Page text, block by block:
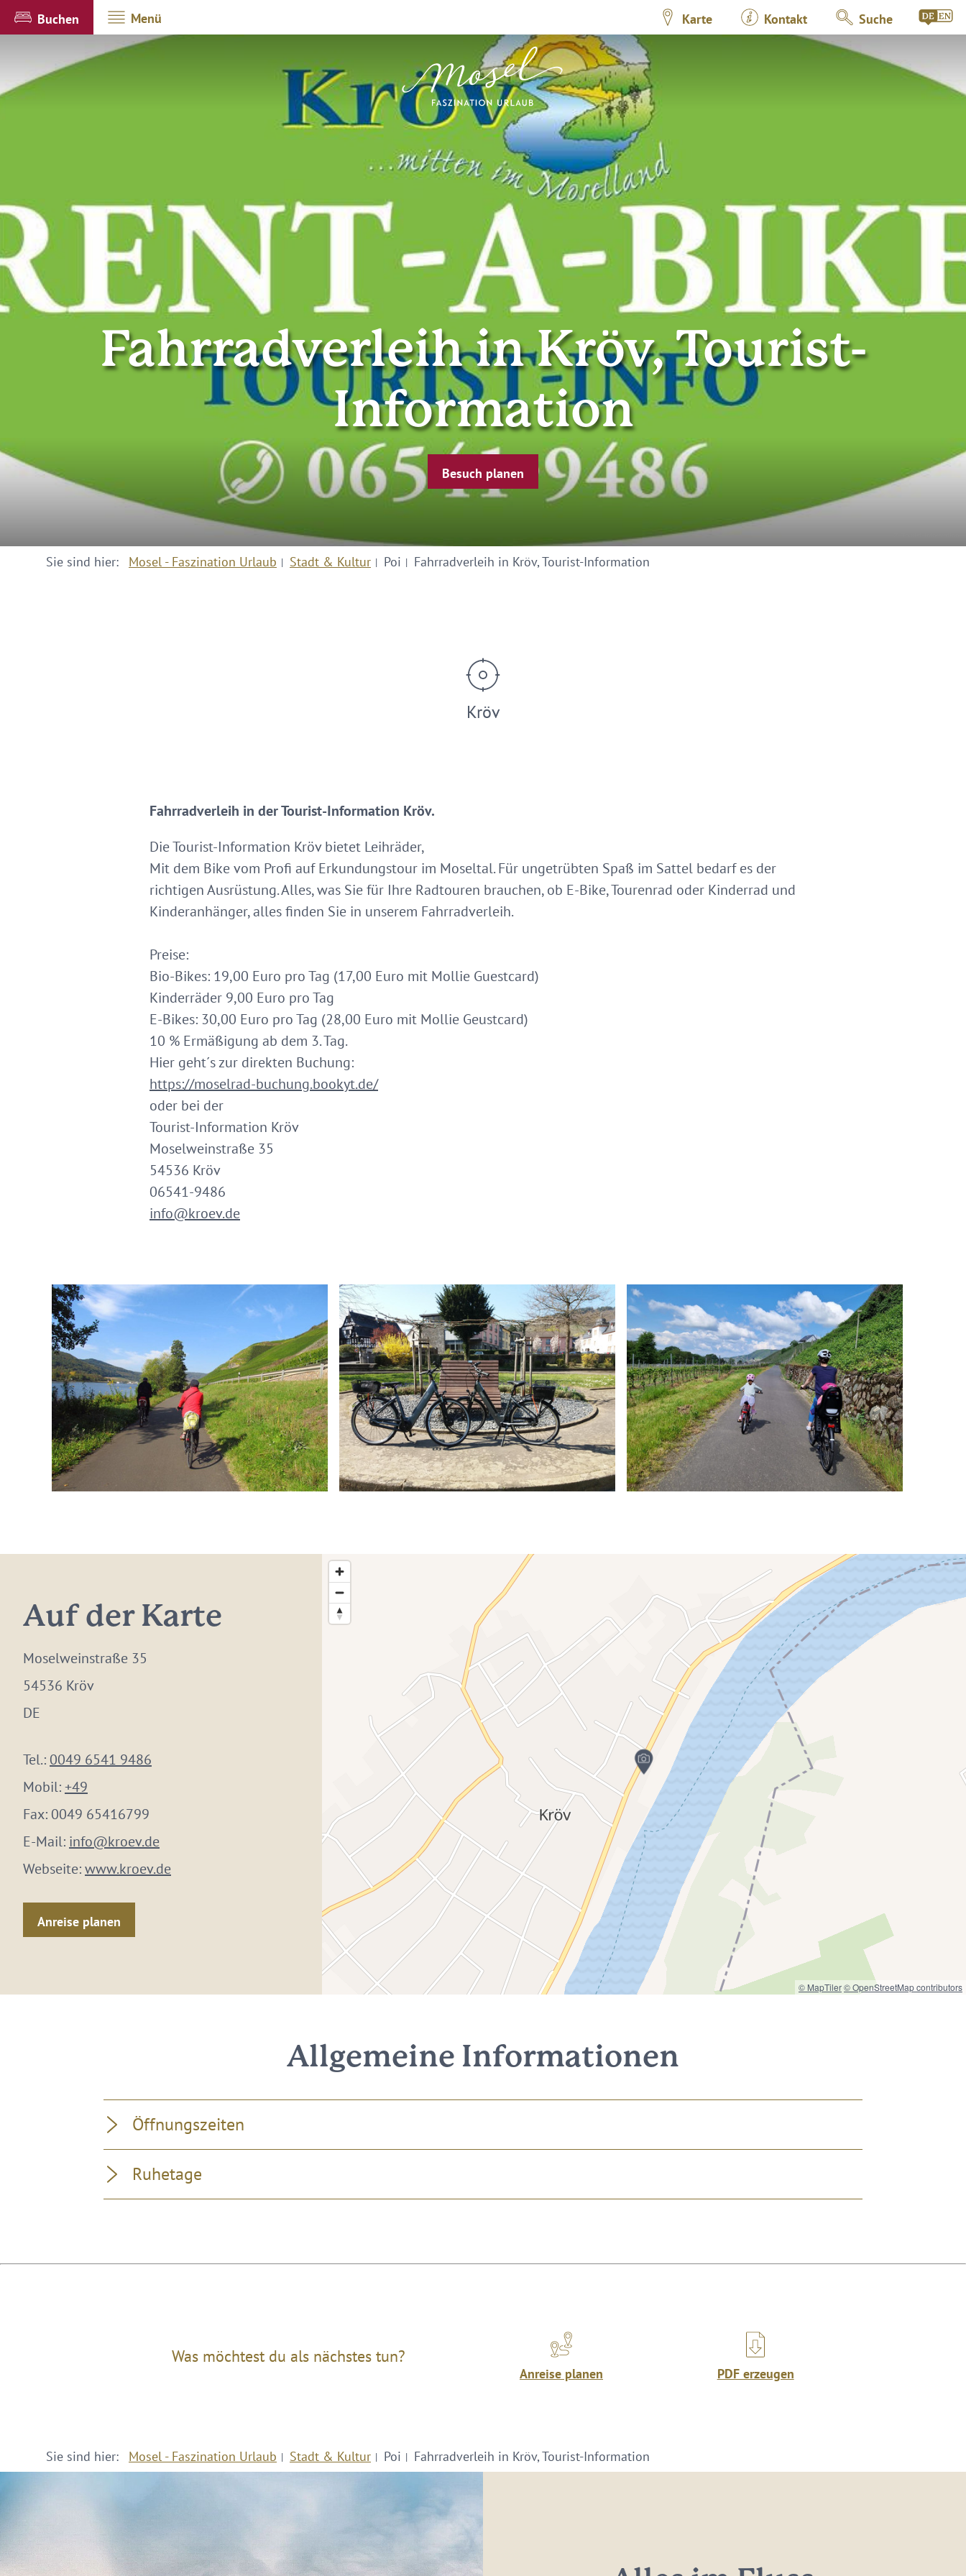
Buchen Menü Karte Kontakt Suche
Fahrradverleih in Kröv, Tourist-
Information
Besuch planen
Sie sind hier: Mosel - Faszination Urlaub Stadt & Kultur Poi Fahrradverleih in Kröv, Tourist-Information
Kröv
Fahrradverleih in der Tourist-Information Kröv.
Die Tourist-Information Kröv bietet Leihräder,
Mit dem Bike vom Profi auf Erkundungstour im Moseltal. Für ungetrübten Spaß im Sattel bedarf es der
richtigen Ausrüstung. Alles, was Sie für Ihre Radtouren brauchen, ob E-Bike, Tourenrad oder Kinderrad und
Kinderanhänger, alles finden Sie in unserem Fahrradverleih.
Preise:
Bio-Bikes: 19,00 Euro pro Tag (17,00 Euro mit Mollie Guestcard)
Kinderräder 9,00 Euro pro Tag
E-Bikes: 30,00 Euro pro Tag (28,00 Euro mit Mollie Geustcard)
10 % Ermäßigung ab dem 3. Tag.
Hier geht´s zur direkten Buchung:
https://moselrad-buchung.bookyt.de/
oder bei der
Tourist-Information Kröv
Moselweinstraße 35
54536 Kröv
06541-9486
info@kroev.de
Auf der Karte
Moselweinstraße 35
54536 Kröv
DE
Tel.: 0049 6541 9486
Mobil:+49
Fax: 0049 65416799
E-Mail: info@kroev.de
Webseite:www.kroev.de
Anreise planen
© MapTiler© OpenStreetMap contributors
Allgemeine Informationen
Öffnungszeiten
Ruhetage
Was möchtest du als nächstes tun?
Anreise planen PDF erzeugen
Sie sind hier: Mosel - Faszination Urlaub Stadt & Kultur Poi Fahrradverleih in Kröv, Tourist-Information